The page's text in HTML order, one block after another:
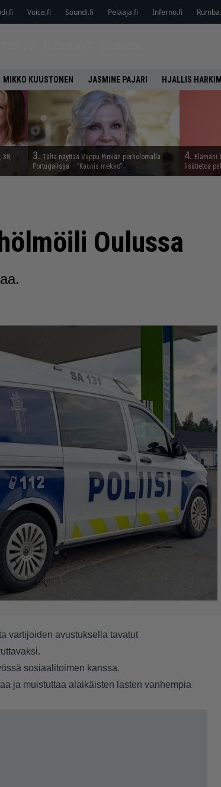
Voice.fi Soundi.fi Pelaaja.fi Inferno.fi
MIKKO KUUSTONEN JASMINE PAJARI HJALLIS
38,
3. Tältä näyttää Vappu Pimiän perhelomalla
Portugalissa – ”Kaunis mekko”
4. Elämäni
lisätietoa
Oulussa
vartijoiden avustuksella tavatut
sosiaalitoimen kanssa.
ja muistuttaa alaikäisten lasten vanhempia